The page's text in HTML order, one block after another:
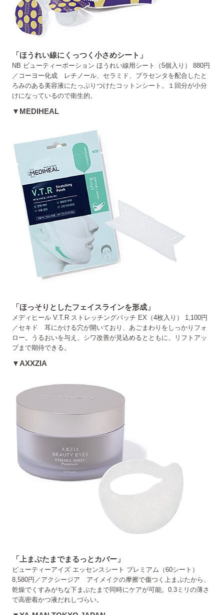
「ほうれい線にくっつく小さめシート」
NB ビューティーポーション ほうれい線用シート（5個入り） 880円
／コーヨー化成 レチノール、セラミド、プラセンタを配合したと
ろみのある美容液にたっぷりつけたコットンシート。１回分が小分
けになっているので衛生的。
▼MEDIHEAL
「ほっそりとしたフェイスラインを形成」
メディヒール V.T.R ストレッチングパッチ EX（4枚入り） 1,100円
／セキド 耳にかける穴が開いており、あごまわりをしっかりフォ
ロー。うるおいを与え、シワ改善が見込めるとともに、リフトアッ
プまで期待できる。
▼AXXZIA
「上まぶたまでまるっとカバー」
ビューティーアイズ エッセンスシート プレミアム（60シート）
8,580円／アクシージア アイメイクの摩擦で傷つく上まぶたから、
乾燥でくすみがちな下まぶたまで同時にケアが可能。0.3ミリの薄さ
で高密着かつ液だれしづらい。